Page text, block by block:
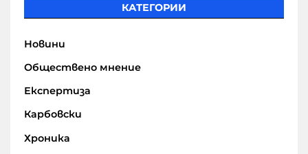
КАТЕГОРИИ
Новини
Обществено мнение
Експертиза
Карбовски
Хроника